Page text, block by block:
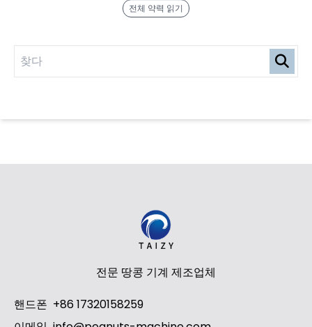
전체 약력 읽기
전문 땅콩 기계 제조업체
핸드폰 +86 17320158259